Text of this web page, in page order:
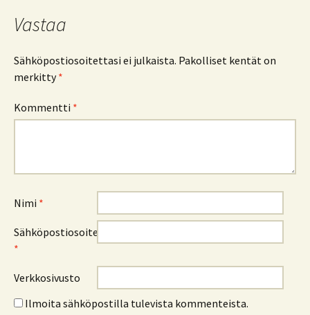
Vastaa
Sähköpostiosoitettasi ei julkaista. Pakolliset kentät on
merkitty*
Kommentti *
Nimi *
Sähköpostiosoite
*
Verkkosivusto
Ilmoita sähköpostilla tulevista kommenteista.